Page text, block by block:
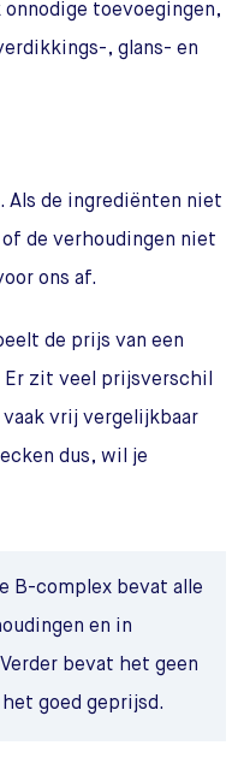
toevoegingen,
, glans- en
Als de ingrediënten niet
de verhoudingen niet
ons af.
de prijs van een
Er zit veel prijsverschil
vrij vergelijkbaar
dus, wil je
B-complex bevat alle
en in
bevat het geen
goed geprijsd.